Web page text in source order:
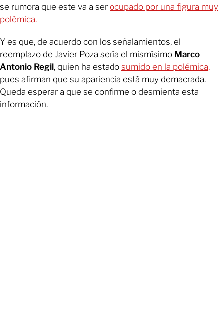
se rumora que este va a ser ocupado por una figura muy
polémica.
Y es que, de acuerdo con los señalamientos, el
reemplazo de Javier Poza sería el mismísimo Marco
Antonio Regil, quien ha estado sumido en la polémica,
pues afirman que su apariencia está muy demacrada.
Queda esperar a que se confirme o desmienta esta
información.